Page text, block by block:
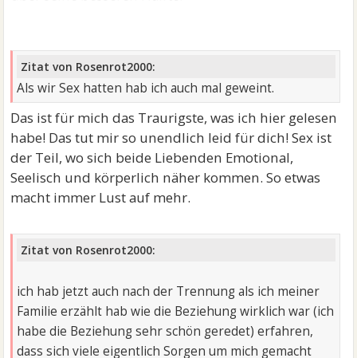
Zitat von Rosenrot2000:
Als wir Sex hatten hab ich auch mal geweint.
Das ist für mich das Traurigste, was ich hier gelesen
habe! Das tut mir so unendlich leid für dich! Sex ist
der Teil, wo sich beide Liebenden Emotional,
Seelisch und körperlich näher kommen. So etwas
macht immer Lust auf mehr.
Zitat von Rosenrot2000:
ich hab jetzt auch nach der Trennung als ich meiner
Familie erzählt hab wie die Beziehung wirklich war (ich
habe die Beziehung sehr schön geredet) erfahren,
dass sich viele eigentlich Sorgen um mich gemacht